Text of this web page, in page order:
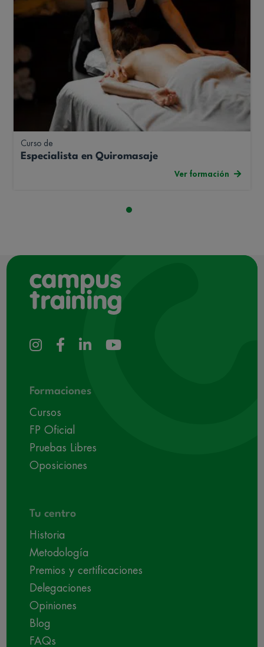
Curso de
Especialista en Quiromasaje
Ver formación
Formaciones
Cursos
FP Oficial
Pruebas Libres
Oposiciones
Tu centro
Historia
Metodología
Premios y certificaciones
Delegaciones
Opiniones
Blog
FAQs